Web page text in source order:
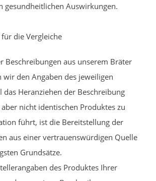
gesundheitlichen Auswirkungen.
die Vergleiche
Beschreibungen aus unserem Bräter
wir den Angaben des jeweiligen
das Heranziehen der Beschreibung
nicht identischen Produktes zu
führt, ist die Bereitstellung der
aus einer vertrauenswürdigen Quelle
Grundsätze.
des Produktes Ihrer